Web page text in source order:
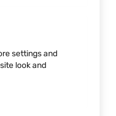
settings and
look and